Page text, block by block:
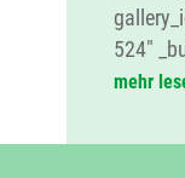
524"
mehr